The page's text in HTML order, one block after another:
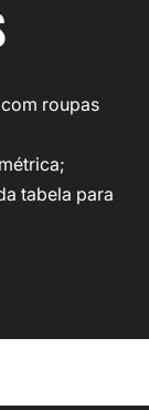
roupas
tabela para